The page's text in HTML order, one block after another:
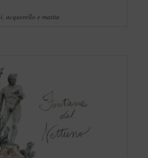
acquerello e matita